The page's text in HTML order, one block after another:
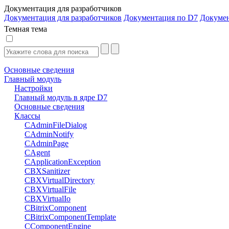
Документация для разработчиков
Документация для разработчиков Документация по D7
Темная тема
Основные сведения
Главный модуль
Настройки
Главный модуль в ядре D7
Основные сведения
Классы
CAdminFileDialog
CAdminNotify
CAdminPage
CAgent
CApplicationException
CBXSanitizer
CBXVirtualDirectory
CBXVirtualFile
CBXVirtualIo
CBitrixComponent
CBitrixComponentTemplate
CComponentEngine